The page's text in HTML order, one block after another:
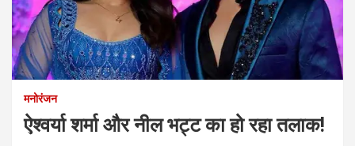
मनोरंजन
ऐश्वर्या शर्मा और नील भट्ट का हो रहा तलाक!